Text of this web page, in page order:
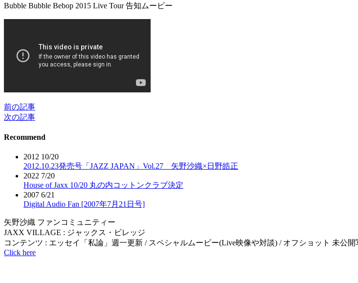
Bubble Bubble Bebop 2015 Live Tour 告知ムービー
投
稿
ナ
ョ
ン
前の記事
次の記事
Recommend
2012 10/20
2012.10.23発売号「JAZZ JAPAN」Vol.27 矢野沙織×日野皓正
2022 7/20
House of Jaxx 10/20 丸の内コットンクラブ決定
2007 6/21
Digital Audio Fan [2007年7月21日号]
矢野沙織 ファンコミュニティー
JAXX VILLAGE : ジャックス・ビレッジ
コンテンツ : エッセイ「私論」週一更新 / スペシャルムービー(Live映像や対談) / オフショット 未公開
Click here